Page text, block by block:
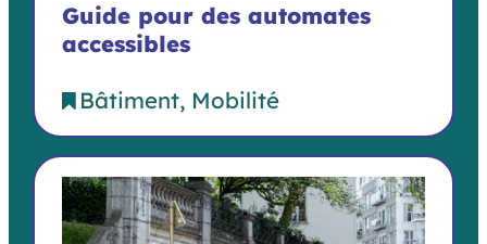
Guide pour des automates
accessibles
Bâtiment Mobilité